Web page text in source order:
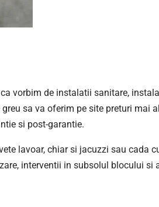
vorbim de instalatii sanitare,
sa va oferim pe site preturi mai
si post-garantie.
lavoar, chiar si jacuzzi sau cada
interventii in subsolul blocului si